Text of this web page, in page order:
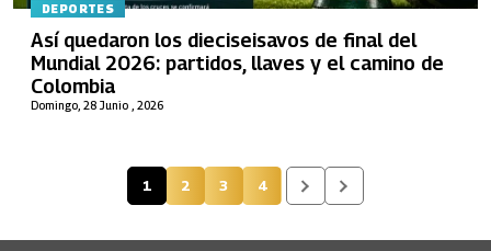
DEPORTES
Domingo, 28 Junio , 2026
Así quedaron los dieciseisavos de final del
Mundial 2026: partidos, llaves y el camino de
Colombia
Página actual
1 Página
2 Página
3 Página
4